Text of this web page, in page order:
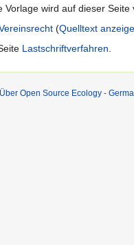
Vorlage wird auf dieser Seite
(Quelltext
Lastschriftverfahren.
Über Open Source Ecology -